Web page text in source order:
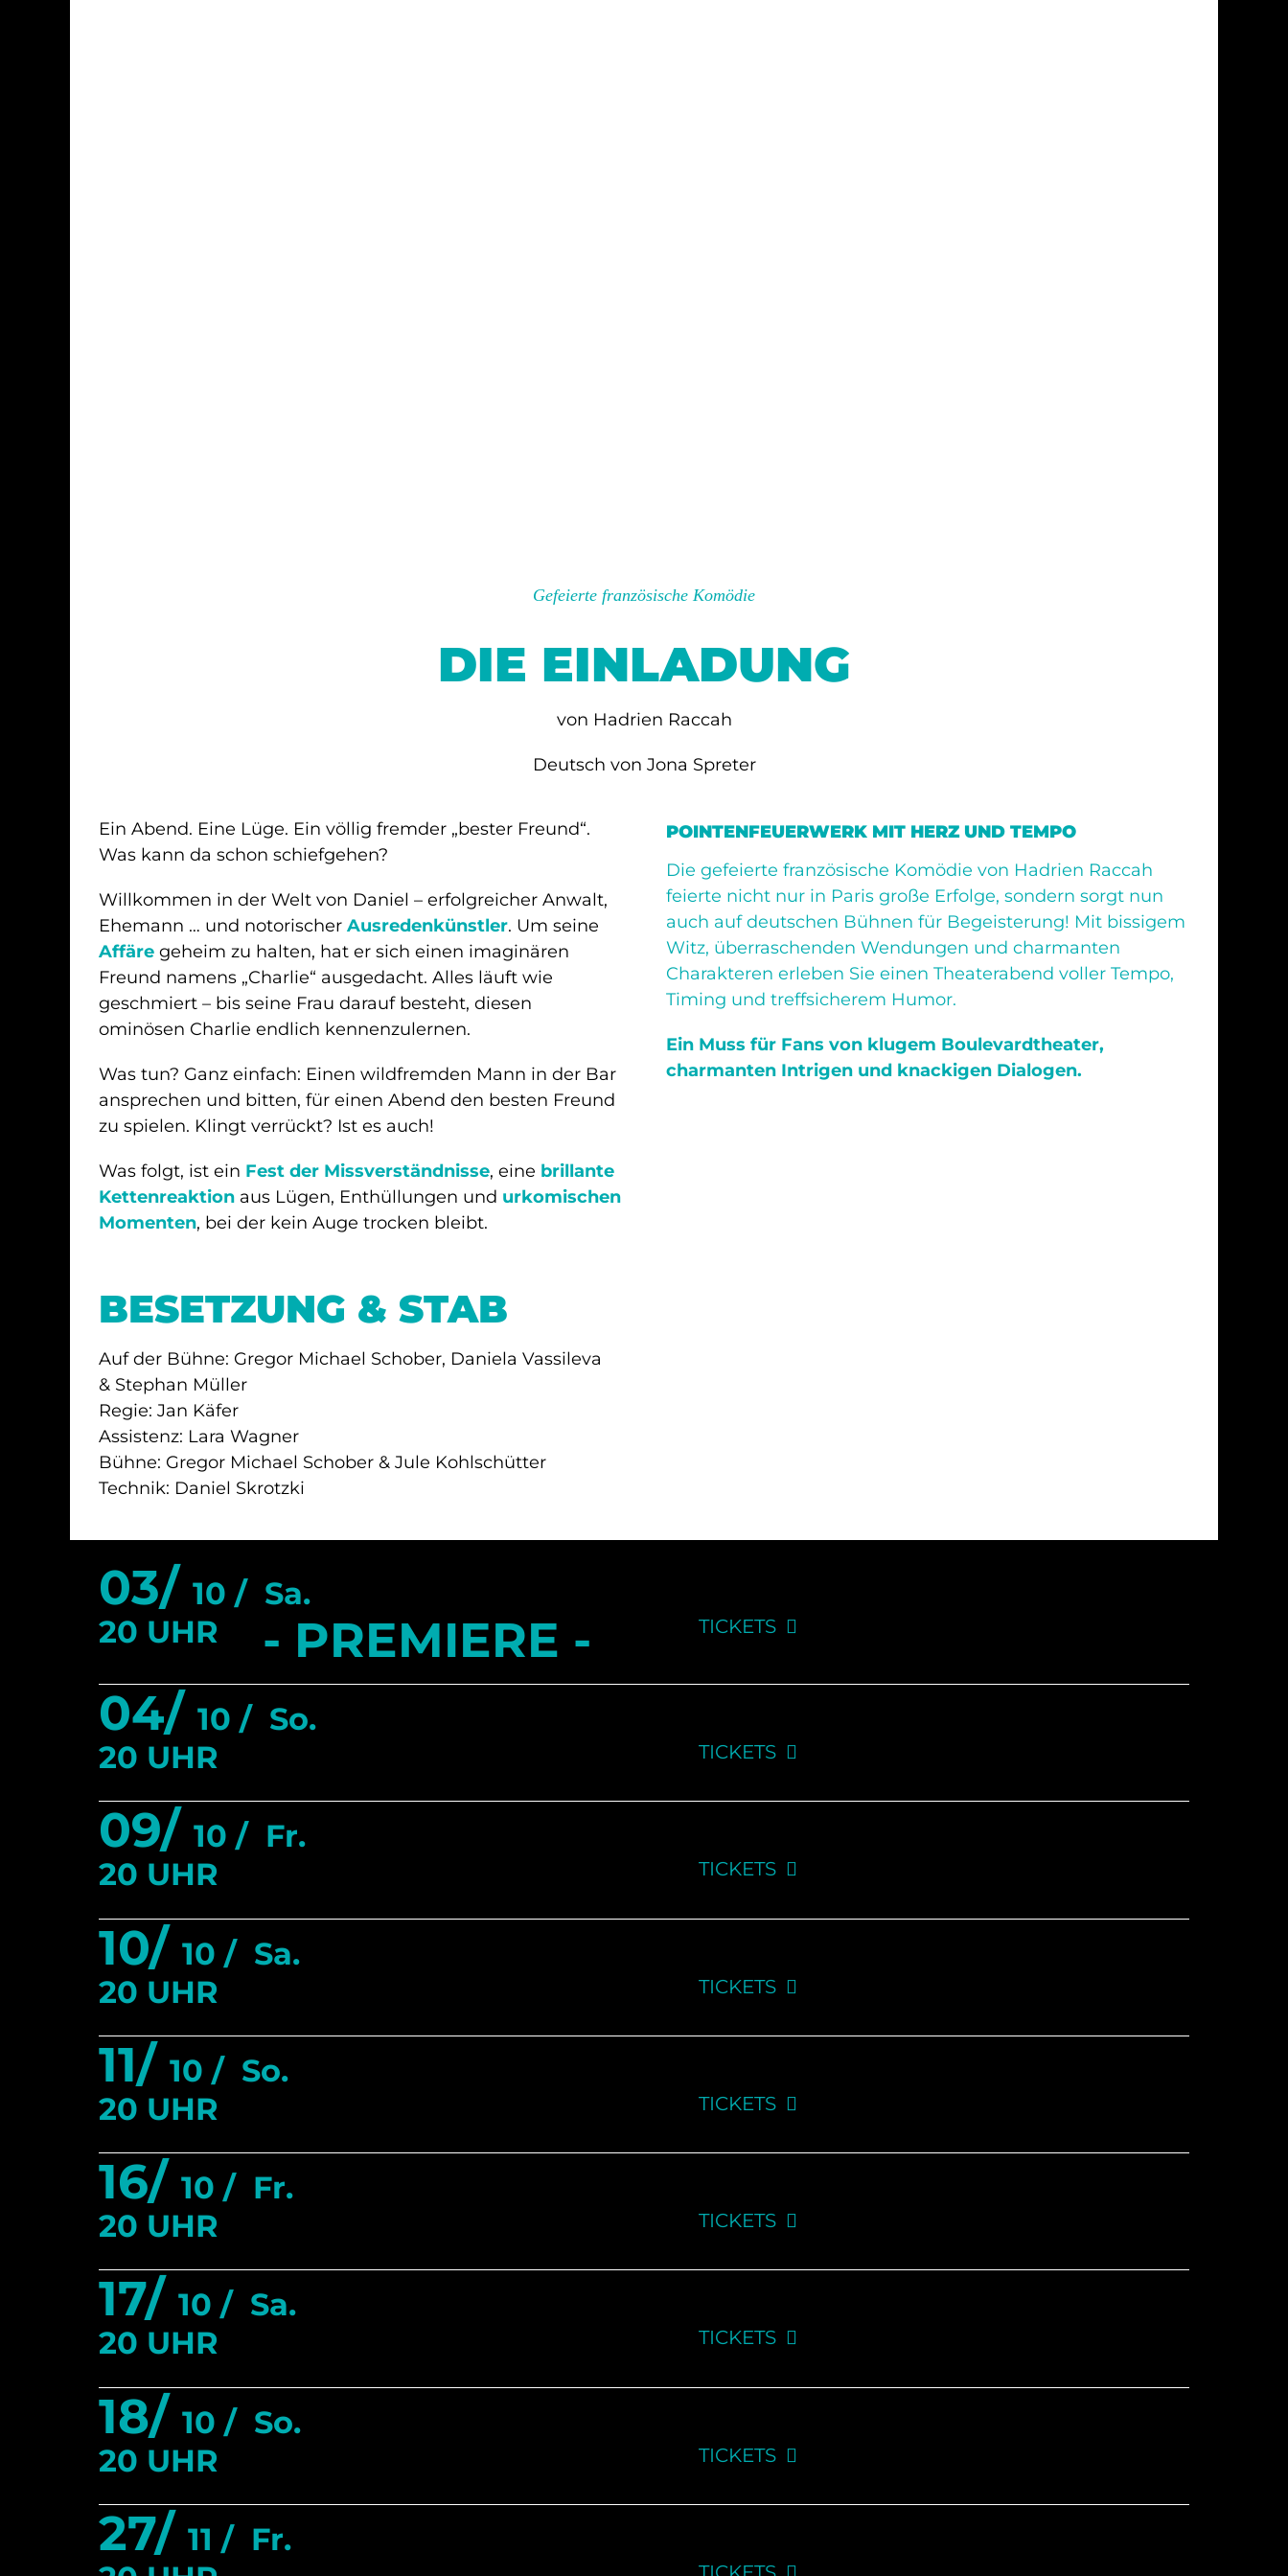
Gefeierte französische Komödie
DIE EINLADUNG
von Hadrien Raccah
Deutsch von Jona Spreter
Ein Abend. Eine Lüge. Ein völlig fremder „bester Freund“.
Was kann da schon schiefgehen?
Willkommen in der Welt von Daniel – erfolgreicher Anwalt,
Ehemann … und notorischer Ausredenkünstler. Um seine
Affäregeheim zu halten, hat er sich einen imaginären
Freund namens „Charlie“ ausgedacht. Alles läuft wie
geschmiert – bis seine Frau darauf besteht, diesen
ominösen Charlie endlich kennenzulernen.
Was tun? Ganz einfach: Einen wildfremden Mann in der Bar
ansprechen und bitten, für einen Abend den besten Freund
zu spielen. Klingt verrückt? Ist es auch!
Was folgt, ist ein Fest der Missverständnisse, eine brillante
Kettenreaktionaus Lügen, Enthüllungen und urkomischen
Momenten, bei der kein Auge trocken bleibt.
POINTENFEUERWERK MIT HERZ UND TEMPO
Die gefeierte französische Komödie von Hadrien Raccah
feierte nicht nur in Paris große Erfolge, sondern sorgt nun
auch auf deutschen Bühnen für Begeisterung! Mit bissigem
Witz, überraschenden Wendungen und charmanten
Charakteren erleben Sie einen Theaterabend voller Tempo,
Timing und treffsicherem Humor.
Ein Muss für Fans von klugem Boulevardtheater,
charmanten Intrigen und knackigen Dialogen.
BESETZUNG & STAB
Auf der Bühne: Gregor Michael Schober, Daniela Vassileva
& Stephan Müller
Regie: Jan Käfer
Assistenz: Lara Wagner
Bühne: Gregor Michael Schober & Jule Kohlschütter
Technik: Daniel Skrotzki
03/ 10 / Sa.
20 UHR
- PREMIERE - TICKETS
04/ 10 / So.
20 UHR
TICKETS
09/ 10 / Fr.
20 UHR
TICKETS
10/ 10 / Sa.
20 UHR
TICKETS
11/ 10 / So.
20 UHR
TICKETS
16/ 10 / Fr.
20 UHR
TICKETS
17/ 10 / Sa.
20 UHR
TICKETS
18/ 10 / So.
20 UHR
TICKETS
27/ 11 / Fr.